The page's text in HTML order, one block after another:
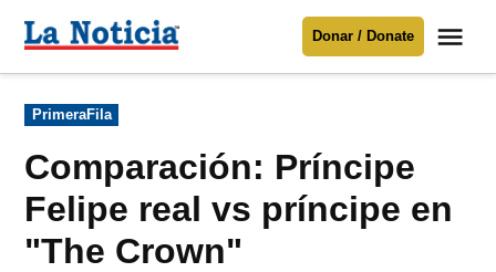
Para mantenerte informado necesitamos
Donar
contenido
Noticia
Donar / Donate
Publicado
en
PrimeraFila
Comparación: Príncipe
Felipe real vs príncipe en
"The Crown"